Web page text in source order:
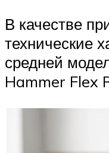
В качестве
технические
средней
Hammer Flex